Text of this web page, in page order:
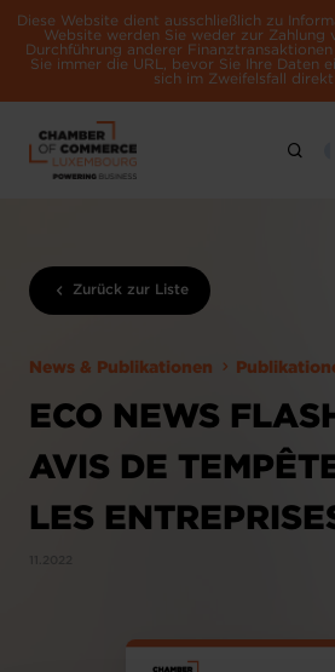
Diese Website dient ausschließlich zu
Website werden Sie weder zur Zahlung
Durchführung anderer
Sie immer die URL, bevor Sie Ihre Daten
sich im Zweifelsfall direkt
Zurück zur Liste
News & Publikationen
ECO NEWS
AVIS DE
LES